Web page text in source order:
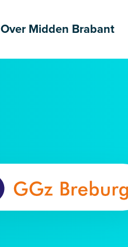
Over Midden Brabant